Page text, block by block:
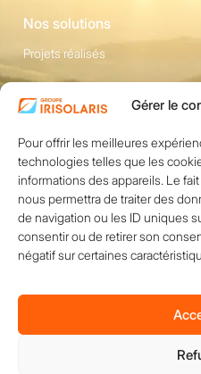
Gérer le
Pour offrir les meilleures
technologies telles que les
informations des appareils. Le
nous permettra de traiter des
de navigation ou les ID uniques
consentir ou de retirer son
négatif sur certaines
Nos solutions
Projets réalisés
Contact
1200 avenue Olivier
Perroy, Bât. F -
13790 ROUSSET
+33 (0)4 84 49 24
20
Nous contacter
Copyright © 2026 IRISOLARIS.